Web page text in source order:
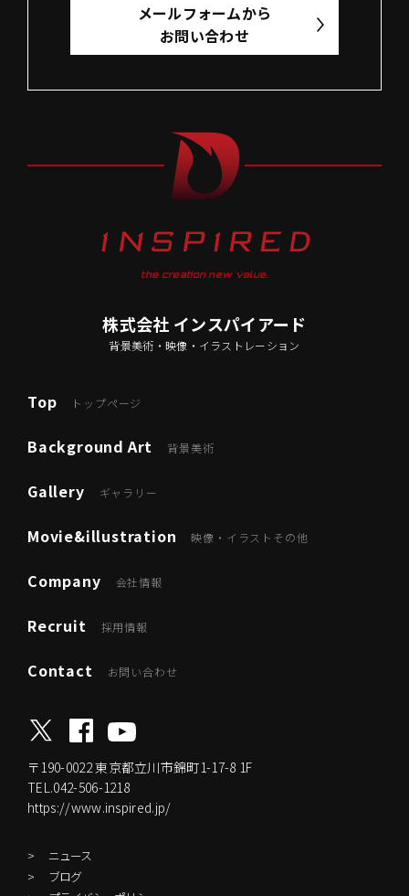
メールフォームから
お問い合わせ
the creation new value.
株式会社 インスパイアード
背景美術・映像・イラストレーション
Top トップページ
Background Art 背景美術
Gallery ギャラリー
Movie&illustration 映像・イラストその他
Company 会社情報
Recruit 採用情報
Contact お問い合わせ
〒190-0022東京都立川市錦町1-17-8 1F
TEL.042-506-1218
https://www.inspired.jp/
ニュース
ブログ